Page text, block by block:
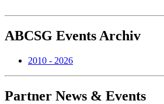
ABCSG Events Archiv
2010 - 2026
Partner News & Events